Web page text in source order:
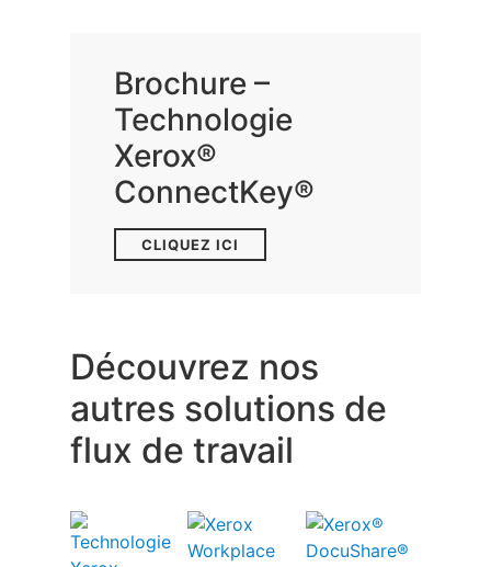
Brochure –
Technologie
Xerox®
ConnectKey®
CLIQUEZ ICI
Découvrez nos
autres solutions de
flux de travail